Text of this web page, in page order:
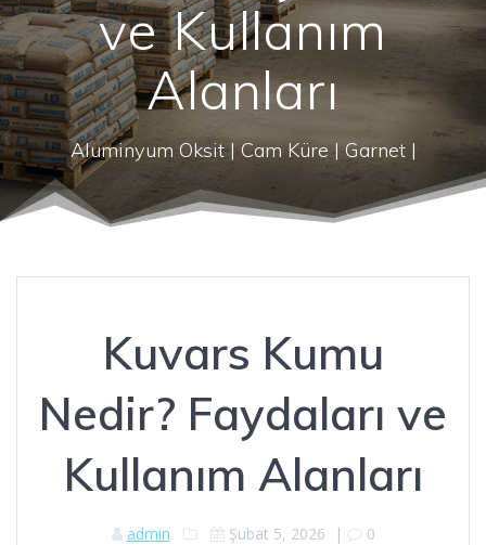
ve Kullanım
Alanları
Aluminyum Oksit | Cam Küre | Garnet |
Kuvars Kumu
Nedir? Faydaları ve
Kullanım Alanları
admin Şubat 5, 2026 | 0